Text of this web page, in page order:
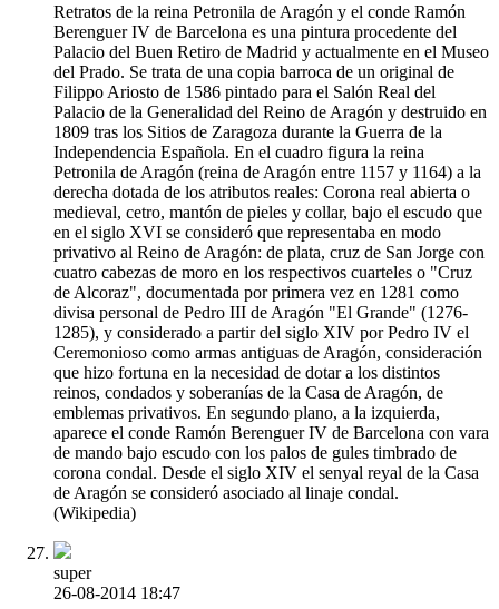
Retratos de la reina Petronila de Aragón y el conde Ramón
Berenguer IV de Barcelona es una pintura procedente del
Palacio del Buen Retiro de Madrid y actualmente en el Museo
del Prado. Se trata de una copia barroca de un original de
Filippo Ariosto de 1586 pintado para el Salón Real del
Palacio de la Generalidad del Reino de Aragón y destruido en
1809 tras los Sitios de Zaragoza durante la Guerra de la
Independencia Española. En el cuadro figura la reina
Petronila de Aragón (reina de Aragón entre 1157 y 1164) a la
derecha dotada de los atributos reales: Corona real abierta o
medieval, cetro, mantón de pieles y collar, bajo el escudo que
en el siglo XVI se consideró que representaba en modo
privativo al Reino de Aragón: de plata, cruz de San Jorge con
cuatro cabezas de moro en los respectivos cuarteles o "Cruz
de Alcoraz", documentada por primera vez en 1281 como
divisa personal de Pedro III de Aragón "El Grande" (1276-
1285), y considerado a partir del siglo XIV por Pedro IV el
Ceremonioso como armas antiguas de Aragón, consideración
que hizo fortuna en la necesidad de dotar a los distintos
reinos, condados y soberanías de la Casa de Aragón, de
emblemas privativos. En segundo plano, a la izquierda,
aparece el conde Ramón Berenguer IV de Barcelona con vara
de mando bajo escudo con los palos de gules timbrado de
corona condal. Desde el siglo XIV el senyal reyal de la Casa
de Aragón se consideró asociado al linaje condal.
(Wikipedia)
super
26-08-2014 18:47